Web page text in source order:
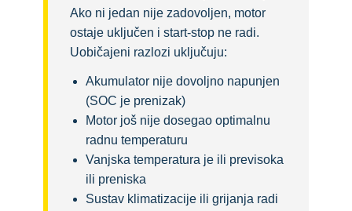
Ako ni jedan nije zadovoljen, motor
ostaje uključen i start-stop ne radi.
Uobičajeni razlozi uključuju:
Akumulator nije dovoljno napunjen
(SOC je prenizak)
Motor još nije dosegao optimalnu
radnu temperaturu
Vanjska temperatura je ili previsoka
ili preniska
Sustav klimatizacije ili grijanja radi